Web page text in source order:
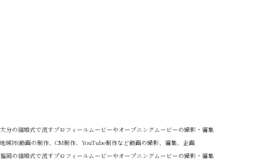
大分の結婚式で流すプロフィールムービーやオープニングムービーの撮影・編集
地域PR動画の制作、CM制作、YouTube制作など動画の撮影、編集、企画
福岡の結婚式で流すプロフィールムービーやオープニングムービーの撮影・編集